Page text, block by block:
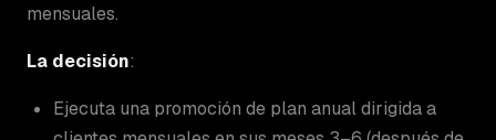
mensuales.
La decisión:
Ejecuta una promoción de plan anual dirigida a